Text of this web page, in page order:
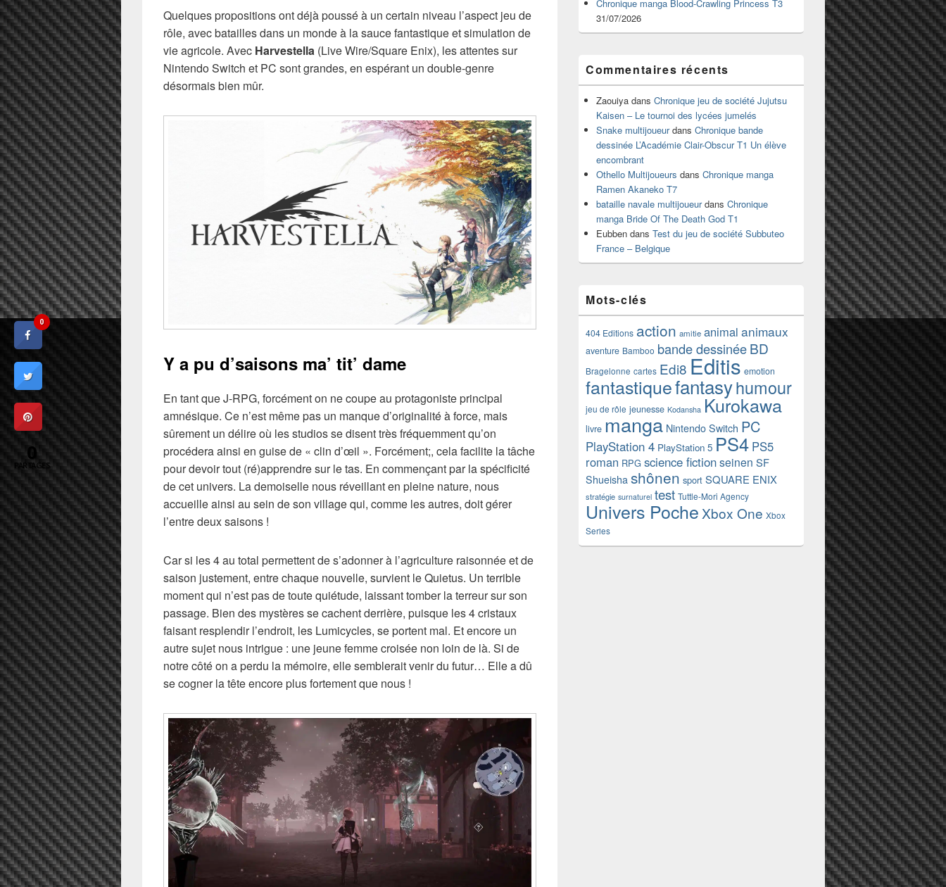
Quelques propositions ont déjà poussé à un certain niveau l’aspect jeu de
rôle, avec batailles dans un monde à la sauce fantastique et simulation de
vie agricole. Avec Harvestella (Live Wire/Square Enix), les attentes sur
Nintendo Switch et PC sont grandes, en espérant un double-genre
désormais bien mûr.
Y a pu d’saisons ma’ tit’ dame
En tant que J-RPG, forcément on ne coupe au protagoniste principal
amnésique. Ce n’est même pas un manque d’originalité à force, mais
sûrement un délire où les studios se disent très fréquemment qu’on
procédera ainsi en guise de « clin d’œil ». Forcément;, cela facilite la tâche
pour devoir tout (ré)apprendre sur le tas. En commençant par la spécificité
de cet univers. La demoiselle nous réveillant en pleine nature, nous
accueille ainsi au sein de son village qui, comme les autres, doit gérer
l’entre deux saisons !
Car si les 4 au total permettent de s’adonner à l’agriculture raisonnée et de
saison justement, entre chaque nouvelle, survient le Quietus. Un terrible
moment qui n’est pas de toute quiétude, laissant tomber la terreur sur son
passage. Bien des mystères se cachent derrière, puisque les 4 cristaux
faisant resplendir l’endroit, les Lumicycles, se portent mal. Et encore un
autre sujet nous intrigue : une jeune femme croisée non loin de là. Si de
notre côté on a perdu la mémoire, elle semblerait venir du futur… Elle a dû
se cogner la tête encore plus fortement que nous !
Chronique manga Blood-Crawling Princess T3
31/07/2026
Commentaires récents
Zaouiya dans Chronique jeu de société Jujutsu
Kaisen – Le tournoi des lycées jumelés
Snake multijoueurdans Chronique bande
dessinée L’Académie Clair-Obscur T1 Un élève
encombrant
Othello Multijoueurs dans Chronique manga
Ramen Akaneko T7
bataille navale multijoueurdans Chronique
manga Bride Of The Death God T1
Eubben dans Test du jeu de société Subbuteo
France – Belgique
Mots-clés
404 Editions action amitie animal animaux
aventure Bamboo bande dessinéeBD
Bragelonne cartes Edi8 Editis emotion
fantastiquefantasyhumour
jeu de rôle jeunesse Kodansha Kurokawa
livre manga Nintendo Switch PC
PlayStation 4 PlayStation 5 PS4 PS5
roman RPG science fictionseinen SF
Shueisha shônen sport SQUARE ENIX
stratégie surnaturel test Tuttle-Mori Agency
Univers Poche Xbox One Xbox
Series
0
0
PARTAGES